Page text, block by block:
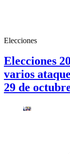
Elecciones
Elecciones
varios
29 de